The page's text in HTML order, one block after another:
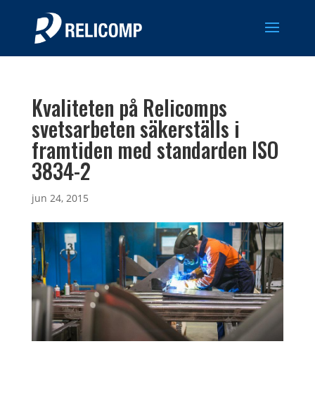
Kvaliteten på Relicomps
svetsarbeten säkerställs i
framtiden med standarden ISO
3834-2
jun 24, 2015